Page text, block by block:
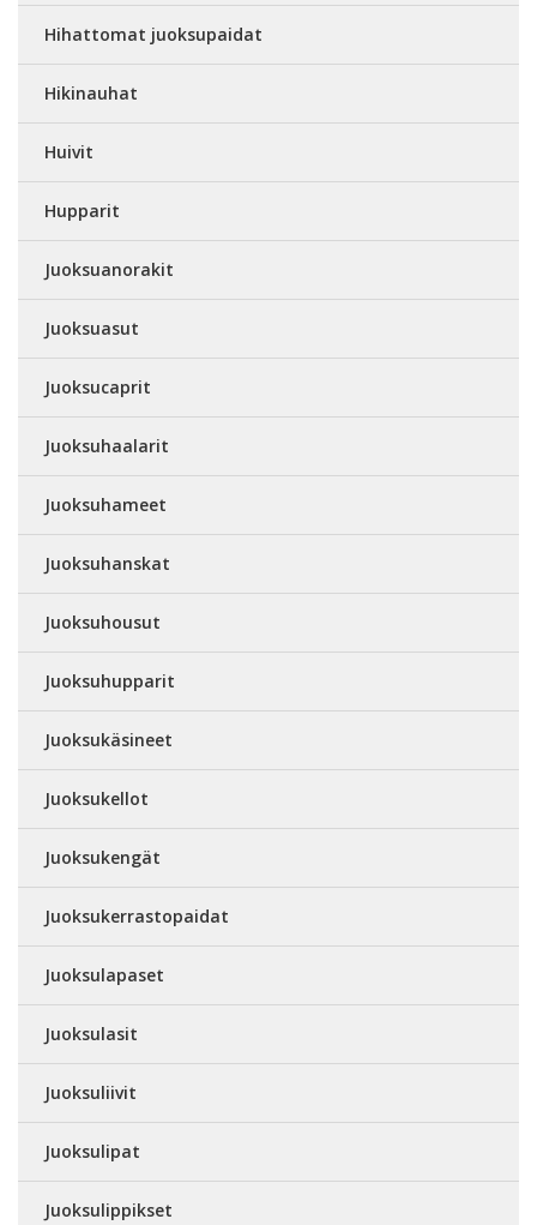
Hihattomat juoksupaidat
Hikinauhat
Huivit
Hupparit
Juoksuanorakit
Juoksuasut
Juoksucaprit
Juoksuhaalarit
Juoksuhameet
Juoksuhanskat
Juoksuhousut
Juoksuhupparit
Juoksukäsineet
Juoksukellot
Juoksukengät
Juoksukerrastopaidat
Juoksulapaset
Juoksulasit
Juoksuliivit
Juoksulipat
Juoksulippikset